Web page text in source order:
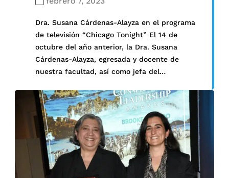
Dra. Susana Cárdenas-Alayza en el programa
de televisión “Chicago Tonight” El 14 de
octubre del año anterior, la Dra. Susana
Cárdenas-Alayza, egresada y docente de
nuestra facultad, así como jefa del